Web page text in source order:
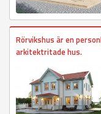
Rörvikshus är en
arkitektritade hus.